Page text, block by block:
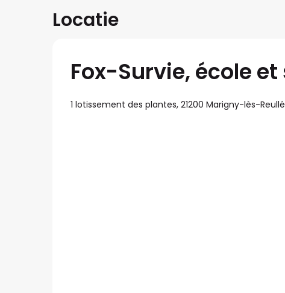
Locatie
Fox-Survie, école
1 lotissement des plantes, 21200 Marigny-lès-